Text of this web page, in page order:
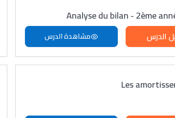
Analyse du bilan - 2ème
الدرس مشاهدة الدرس
Les